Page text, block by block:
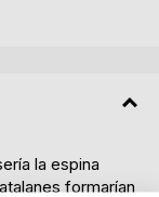
la espina
formarían